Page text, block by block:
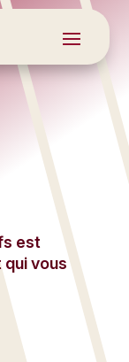
est
vous